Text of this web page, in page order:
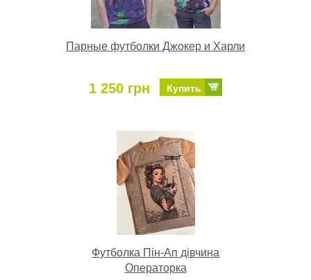
Парные футболки Джокер и Харли
1 250 грн Купить
Футболка Пін-Ап дівчина
Операторка